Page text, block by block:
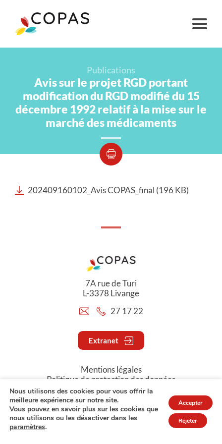
Publications
Avis sur le projet RGD portant
modification du RGD modifié du 15
décembre 1992 relatif à la mise sur le
marché des médicaments
202409160102_Avis COPAS_final (196 KB)
7A rue de Turi
L-3378 Livange
27 17 22
Extranet
Mentions légales
Politique de protection des données
© Copyright 2026 - COPAS
Nous utilisons des cookies pour vous offrir la
meilleure expérience sur notre site.
Vous pouvez en savoir plus sur les cookies que
nous utilisons ou les désactiver dans les
paramètres.
Accepter
Rejeter